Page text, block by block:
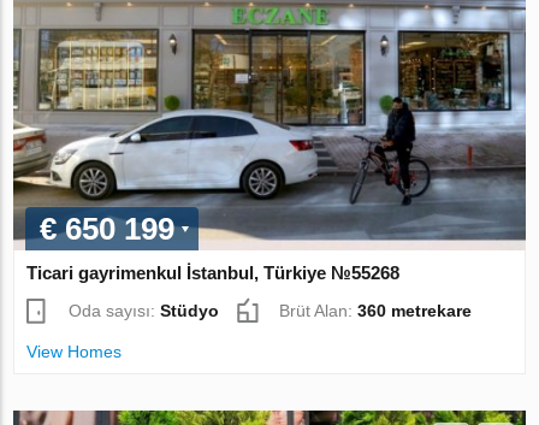
€ 650 199
Ticari gayrimenkul İstanbul, Türkiye №55268
Oda sayısı:Stüdyo Brüt Alan:360 metrekare
View Homes